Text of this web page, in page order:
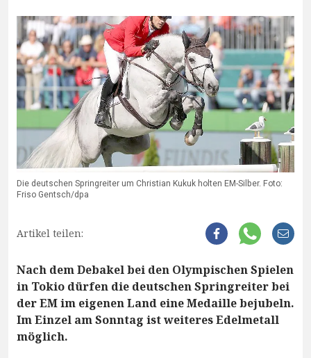
Die deutschen Springreiter um Christian Kukuk holten EM-Silber. Foto:
Friso Gentsch/dpa
Artikel teilen:
Nach dem Debakel bei den Olympischen Spielen
in Tokio dürfen die deutschen Springreiter bei
der EM im eigenen Land eine Medaille bejubeln.
Im Einzel am Sonntag ist weiteres Edelmetall
möglich.